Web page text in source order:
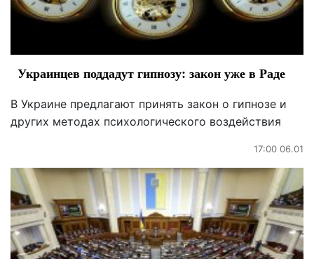
Украинцев поддадут гипнозу: закон уже в Раде
В Украине предлагают принять закон о гипнозе и
других методах психологического воздействия
17:00 06.01